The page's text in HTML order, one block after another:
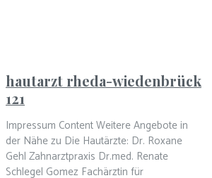
hautarzt rheda-wiedenbrück
121
Impressum Content Weitere Angebote in
der Nähe zu Die Hautärzte: Dr. Roxane
Gehl Zahnarztpraxis Dr.med. Renate
Schlegel Gomez Fachärztin für